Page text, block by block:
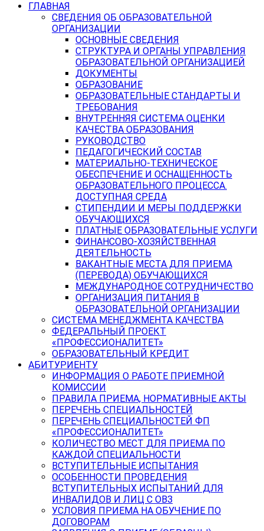
ГЛАВНАЯ
СВЕДЕНИЯ ОБ ОБРАЗОВАТЕЛЬНОЙ
ОРГАНИЗАЦИИ
ОСНОВНЫЕ СВЕДЕНИЯ
СТРУКТУРА И ОРГАНЫ УПРАВЛЕНИЯ
ОБРАЗОВАТЕЛЬНОЙ ОРГАНИЗАЦИЕЙ
ДОКУМЕНТЫ
ОБРАЗОВАНИЕ
ОБРАЗОВАТЕЛЬНЫЕ СТАНДАРТЫ И
ТРЕБОВАНИЯ
ВНУТРЕННЯЯ СИСТЕМА ОЦЕНКИ
КАЧЕСТВА ОБРАЗОВАНИЯ
РУКОВОДСТВО
ПЕДАГОГИЧЕСКИЙ СОСТАВ
МАТЕРИАЛЬНО-ТЕХНИЧЕСКОЕ
ОБЕСПЕЧЕНИЕ И ОСНАЩЕННОСТЬ
ОБРАЗОВАТЕЛЬНОГО ПРОЦЕССА.
ДОСТУПНАЯ СРЕДА
СТИПЕНДИИ И МЕРЫ ПОДДЕРЖКИ
ОБУЧАЮЩИХСЯ
ПЛАТНЫЕ ОБРАЗОВАТЕЛЬНЫЕ УСЛУГИ
ФИНАНСОВО-ХОЗЯЙСТВЕННАЯ
ДЕЯТЕЛЬНОСТЬ
ВАКАНТНЫЕ МЕСТА ДЛЯ ПРИЕМА
(ПЕРЕВОДА) ОБУЧАЮЩИХСЯ
МЕЖДУНАРОДНОЕ СОТРУДНИЧЕСТВО
ОРГАНИЗАЦИЯ ПИТАНИЯ В
ОБРАЗОВАТЕЛЬНОЙ ОРГАНИЗАЦИИ
СИСТЕМА МЕНЕДЖМЕНТА КАЧЕСТВА
ФЕДЕРАЛЬНЫЙ ПРОЕКТ
«ПРОФЕССИОНАЛИТЕТ»
ОБРАЗОВАТЕЛЬНЫЙ КРЕДИТ
АБИТУРИЕНТУ
ИНФОРМАЦИЯ О РАБОТЕ ПРИЕМНОЙ
КОМИССИИ
ПРАВИЛА ПРИЕМА, НОРМАТИВНЫЕ АКТЫ
ПЕРЕЧЕНЬ СПЕЦИАЛЬНОСТЕЙ
ПЕРЕЧЕНЬ СПЕЦИАЛЬНОСТЕЙ ФП
«ПРОФЕССИОНАЛИТЕТ»
КОЛИЧЕСТВО МЕСТ ДЛЯ ПРИЕМА ПО
КАЖДОЙ СПЕЦИАЛЬНОСТИ
ВСТУПИТЕЛЬНЫЕ ИСПЫТАНИЯ
ОСОБЕННОСТИ ПРОВЕДЕНИЯ
ВСТУПИТЕЛЬНЫХ ИСПЫТАНИЙ ДЛЯ
ИНВАЛИДОВ И ЛИЦ С ОВЗ
УСЛОВИЯ ПРИЕМА НА ОБУЧЕНИЕ ПО
ДОГОВОРАМ